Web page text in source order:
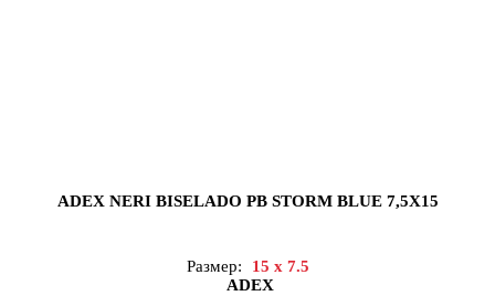
ADEX NERI BISELADO PB STORM BLUE 7,5X15
Размер:
15 x 7.5
ADEX